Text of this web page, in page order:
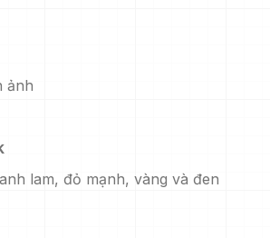
ảnh
lam, đỏ mạnh, vàng và đen